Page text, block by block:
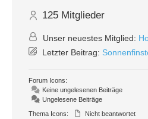
125 Mitglieder
Unser neuestes Mitglied:
Letzter Beitrag:
Forum Icons:
Keine ungelesenen Beiträge
Ungelesene Beiträge
Thema Icons:
Nicht beantwortet